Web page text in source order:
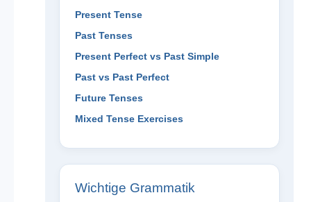
Present Tense
Past Tenses
Present Perfect vs Past Simple
Past vs Past Perfect
Future Tenses
Mixed Tense Exercises
Wichtige Grammatik